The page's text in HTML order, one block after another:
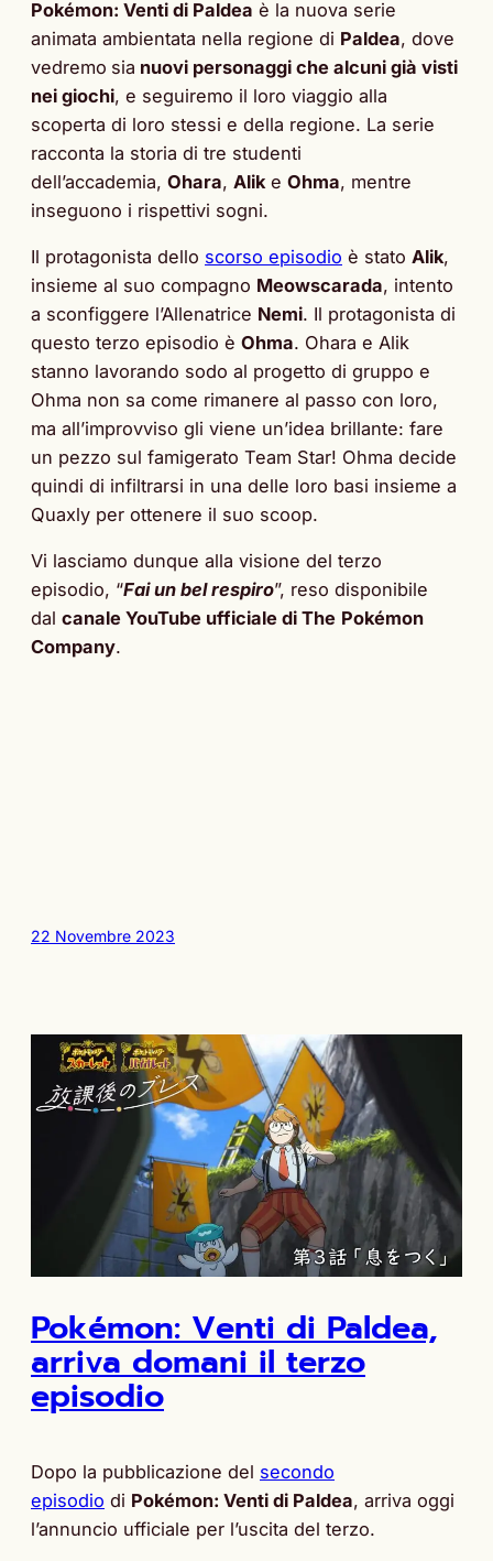
Pokémon: Venti di Paldea è la nuova serie
animata ambientata nella regione di Paldea, dove
vedremo sia nuovi personaggi che alcuni già visti
nei giochi, e seguiremo il loro viaggio alla
scoperta di loro stessi e della regione. La serie
racconta la storia di tre studenti
dell’accademia, Ohara, Alik e Ohma, mentre
inseguono i rispettivi sogni.
Il protagonista dello scorso episodio è stato Alik,
insieme al suo compagno Meowscarada, intento
a sconfiggere l’Allenatrice Nemi. Il protagonista di
questo terzo episodio è Ohma. Ohara e Alik
stanno lavorando sodo al progetto di gruppo e
Ohma non sa come rimanere al passo con loro,
ma all’improvviso gli viene un’idea brillante: fare
un pezzo sul famigerato Team Star! Ohma decide
quindi di infiltrarsi in una delle loro basi insieme a
Quaxly per ottenere il suo scoop.
Vi lasciamo dunque alla visione del terzo
episodio, “Fai un bel respiro”, reso disponibile
dal canale YouTube ufficiale di The Pokémon
Company.
22 Novembre 2023
Pokémon: Venti di Paldea,
arriva domani il terzo
episodio
Dopo la pubblicazione del secondo
episodio di Pokémon: Venti di Paldea, arriva oggi
l’annuncio ufficiale per l’uscita del terzo.